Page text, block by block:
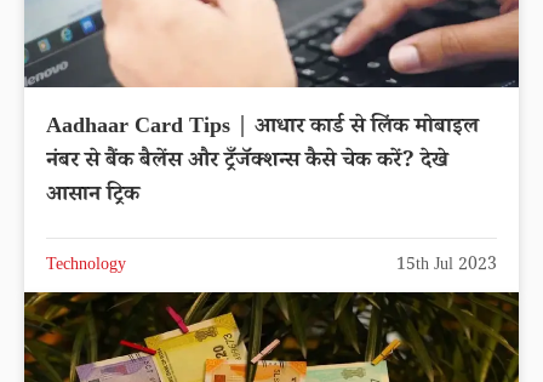
Aadhaar Card Tips | आधार कार्ड से लिंक मोबाइल
नंबर से बैंक बैलेंस और ट्रँजॅक्शन्स कैसे चेक करें? देखे
आसान ट्रिक
Technology 15th Jul 2023